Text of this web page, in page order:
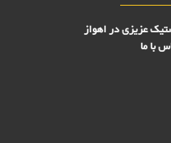
عزیزی در اهواز
با ما